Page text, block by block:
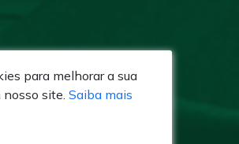
para melhorar a sua
nosso site.Saiba mais